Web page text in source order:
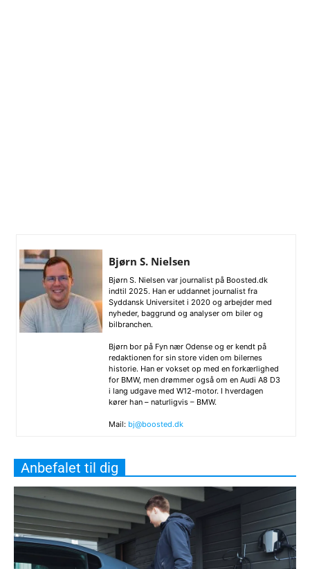
Bjørn S. Nielsen
Bjørn S. Nielsen var journalist på Boosted.dk
indtil 2025. Han er uddannet journalist fra
Syddansk Universitet i 2020 og arbejder med
nyheder, baggrund og analyser om biler og
bilbranchen.
Bjørn bor på Fyn nær Odense og er kendt på
redaktionen for sin store viden om bilernes
historie. Han er vokset op med en forkærlighed
for BMW, men drømmer også om en Audi A8 D3
i lang udgave med W12-motor. I hverdagen
kører han – naturligvis – BMW.
Mail: bj@boosted.dk